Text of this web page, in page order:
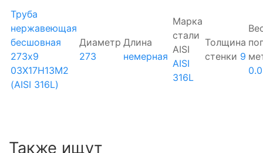
Труба
нержавеющая
бесшовная
273х9
03Х17Н13М2
(AISI 316L)
Диаметр
273
Длина
немерная
Марка
стали
AISI
AISI
316L
Толщина
стенки 9
Также ищут